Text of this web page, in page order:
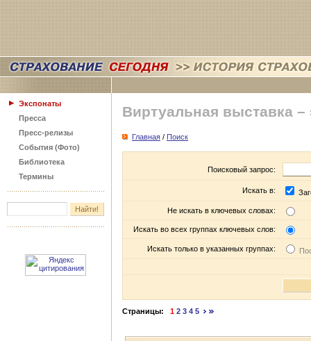
Экспонаты
Пресса
Пресс-релизы
События (Фото)
Библиотека
Термины
Виртуальная выставка –
Главная / Поиск
Поисковый запрос:
Искать в:
Не искать в ключевых словах:
Искать во всех группах ключевых слов:
Искать только в указанных группах:
Страницы: 1 2 3 4 5